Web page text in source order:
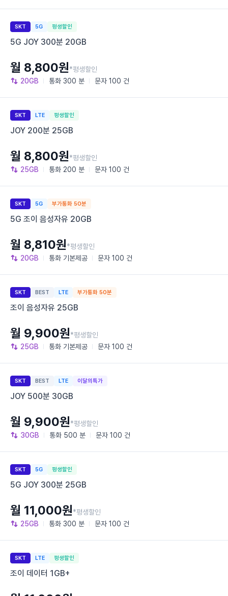
SKT 5G 평생할인
5G JOY 300분 20GB
20GB 통화 300 분 문자 100 건
월 8,800원*평생할인
SKT LTE 평생할인
JOY 200분 25GB
25GB 통화 200 분 문자 100 건
월 8,800원*평생할인
SKT 5G 부가통화 50분
5G 조이 음성자유 20GB
20GB 통화 기본제공 문자 100 건
월 8,810원*평생할인
SKT BEST LTE 부가통화 50분
조이 음성자유 25GB
25GB 통화 기본제공 문자 100 건
월 9,900원*평생할인
SKT BEST LTE 이달의특가
JOY 500분 30GB
30GB 통화 500 분 문자 100 건
월 9,900원*평생할인
SKT 5G 평생할인
5G JOY 300분 25GB
25GB 통화 300 분 문자 100 건
월 11,000원*평생할인
SKT LTE 평생할인
조이 데이터 1GB+